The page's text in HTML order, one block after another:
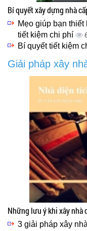
Bí quyết xây dựng nhà
Mẹo giúp bạn
tiết kiệm chi phí
Bí quyết tiết kiệm
Giải pháp xây
Những lưu ý khi xây nhà
3 giải pháp xây